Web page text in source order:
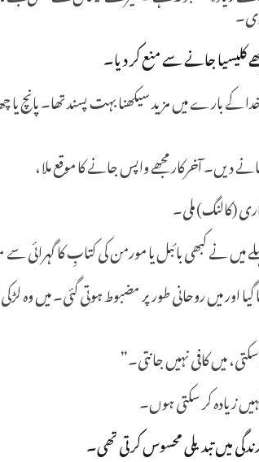
جانے سے منع کر دیا۔
خدا کے بارے میں مزید سیکھنا بہت پسند تھا۔ پانچ یا
دیں۔ آخرکار مجھے واپس جانے کا موقع ملا،
(کالنگ) ملی۔
کبھی بائبل یا مورمن کی کتابِ کا گہرائی سے
گیا اور میں روحانی طور پر مضبوط ہوتی گئی۔ میں
میں کافی نہیں جانتی۔”
زیادہ کر سکتی ہوں۔
میں تبدیلی محسوس کرتی تھی۔